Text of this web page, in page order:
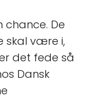
chance. De
skal være i,
det fede så
Dansk